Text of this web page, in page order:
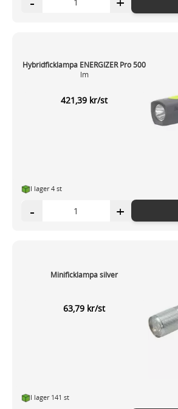
Hybridficklampa ENERGIZER Pro 500
lm
421,39 kr/st
I lager 4 st
- +
Minificklampa silver
63,79 kr/st
I lager 141 st